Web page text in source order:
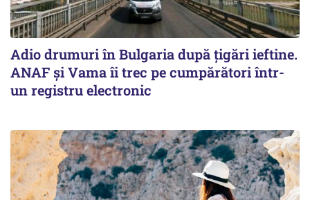
Adio drumuri în Bulgaria după țigări ieftine.
ANAF și Vama îi trec pe cumpărători într-
un registru electronic